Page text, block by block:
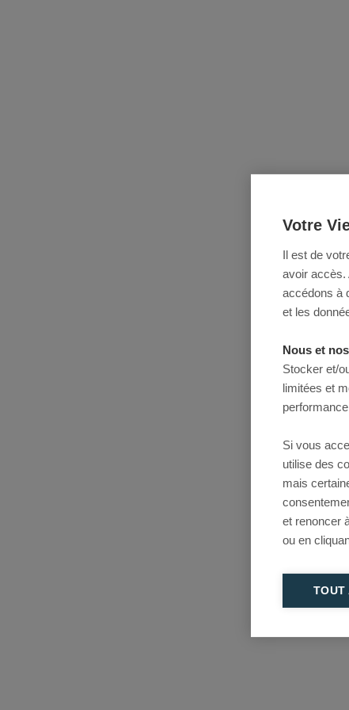
Votre
Il est de
avoir accès.
accédons à
et les
Nous et
Stocker et/
limitées et
Si vous
utilise des
mais
et renoncer
ou en
TOUT